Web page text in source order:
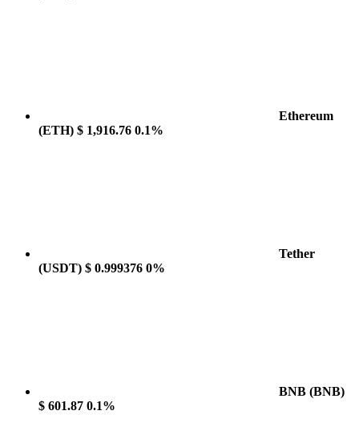
Ethereum
(ETH) $ 1,916.76 0.1%
Tether
(USDT) $ 0.999376 0%
BNB (BNB)
$ 601.87 0.1%